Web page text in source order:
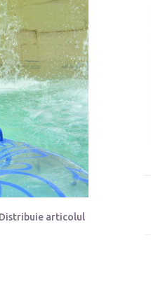
Distribuie articolul